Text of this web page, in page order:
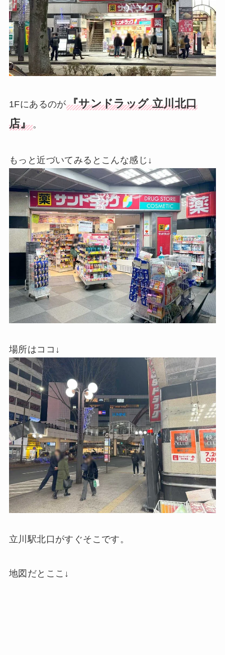
1Fにあるのが『サンドラッグ 立川北口
店』。
もっと近づいてみるとこんな感じ↓
場所はココ↓
立川駅北口がすぐそこです。
地図だとここ↓